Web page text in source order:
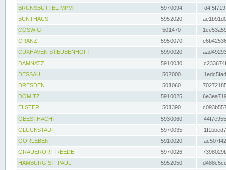
BRUNSBÜTTEL MPM
5970094
BUNTHAUS
5952020
COSWIG
501470
CRANZ
5950070
CUXHAVEN STEUBENHÖFT
5990020
DAMNATZ
5910030
DESSAU
502000
DRESDEN
501060
DÖMITZ
5910025
ELSTER
501390
GEESTHACHT
5930060
GLÜCKSTADT
5970035
GORLEBEN
5910020
GRAUERORT REEDE
5970026
HAMBURG ST. PAULI
5952050